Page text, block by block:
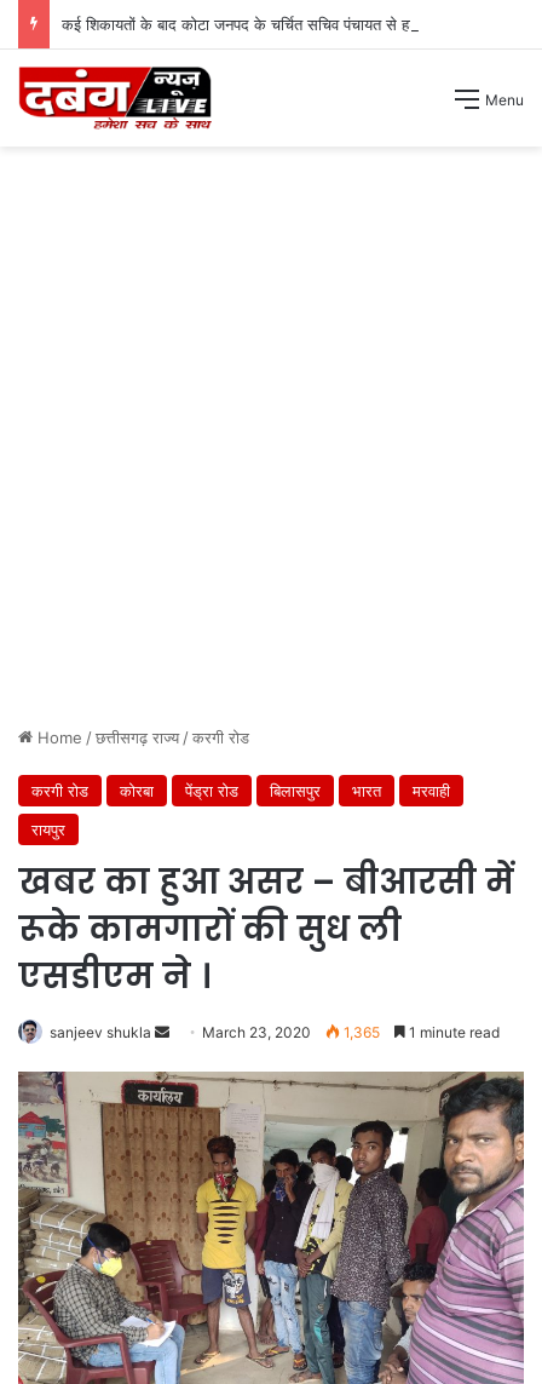
कई शिकायतों के बाद कोटा जनपद के चर्चित सचिव पंचायत से हटाए गए ।
Menu
Home /छत्तीसगढ़ राज्य/करगी रोड
करगी रोड कोरबा पेंड्रा रोड बिलासपुर भारत
मरवाही
रायपुर
खबर का हुआ असर – बीआरसी में
रूके कामगारों की सुध ली
एसडीएम ने ।
sanjeev shukla
Send
email
March 23, 2020 1,365 1 minute read